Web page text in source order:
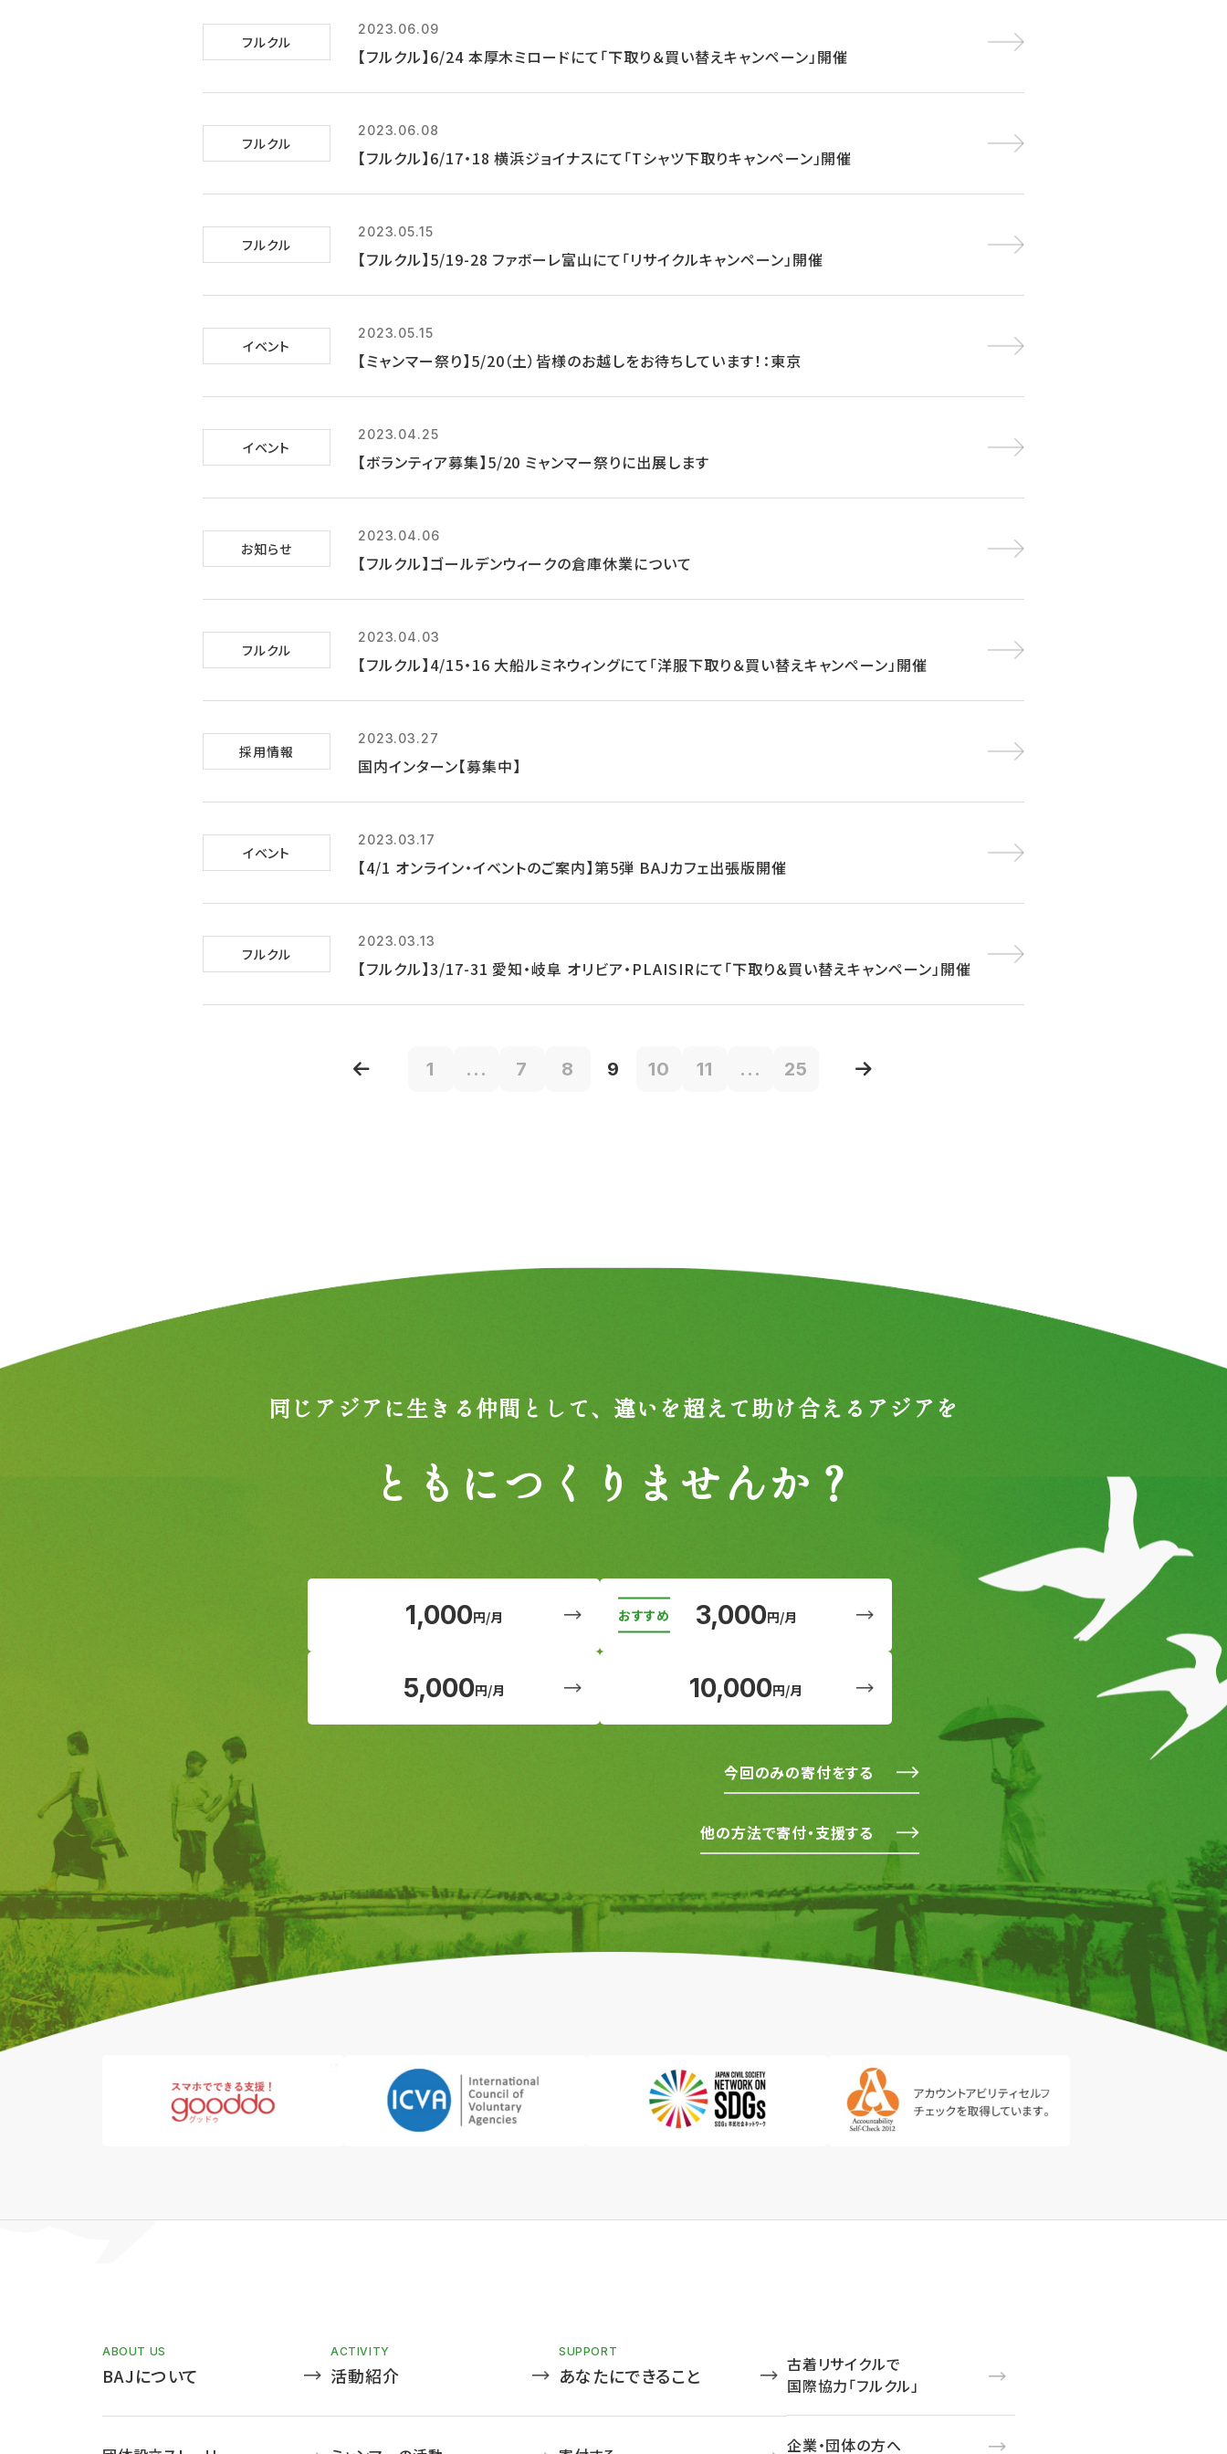
フルクル
2023.06.09
【フルクル】6/24 本厚木ミロードにて「下取り＆買い替えキャンペーン」開催
フルクル
2023.06.08
【フルクル】6/17・18 横浜ジョイナスにて「Tシャツ下取りキャンペーン」開催
フルクル
2023.05.15
【フルクル】5/19-28 ファボーレ富山にて「リサイクルキャンペーン」開催
イベント
2023.05.15
【ミャンマー祭り】5/20（土）皆様のお越しをお待ちしています！：東京
イベント
2023.04.25
【ボランティア募集】5/20 ミャンマー祭りに出展します
お知らせ
2023.04.06
【フルクル】ゴールデンウィークの倉庫休業について
フルクル
2023.04.03
【フルクル】4/15・16 大船ルミネウィングにて「洋服下取り＆買い替えキャンペーン」開催
採用情報
2023.03.27
国内インターン【募集中】
イベント
2023.03.17
【4/1 オンライン・イベントのご案内】第5弾 BAJカフェ出張版開催
フルクル
2023.03.13
【フルクル】3/17-31 愛知・岐阜 オリビア・PLAISIRにて「下取り＆買い替えキャンペーン」開催
1 ... 7 8 9 10 11 ... 25
同じアジアに生きる仲間として、 違いを超えて助け合えるアジアを
ともにつくりませんか？
1,000円/月 3,000円/月
5,000円/月 10,000円/月
今回のみの寄付をする
他の方法で寄付・支援する
ABOUT US
BAJについて
ACTIVITY
活動紹介
SUPPORT
あなたにできること
古着リサイクルで
国際協力「フルクル」
企業・団体の方へ